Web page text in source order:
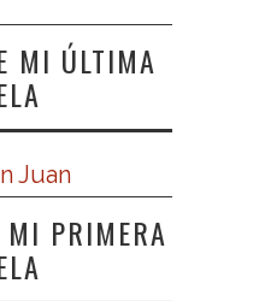
MI ÚLTIMA
PRIMERA